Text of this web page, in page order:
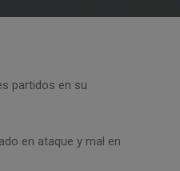
partidos en su
en ataque y mal en